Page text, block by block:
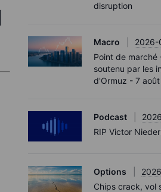
disruption
Macro
2026-
Point de marché
soutenu par les
d'Ormuz - 7
Podcast
RIP Victor
Options
Chips crack, vol